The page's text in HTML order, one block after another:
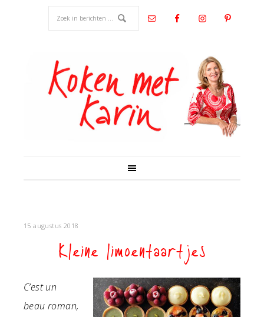
15 augustus 2018
Kleine limoentaartjes
C’est un
beau roman,